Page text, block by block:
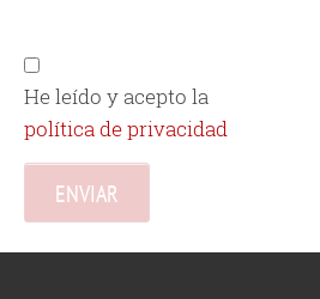
He leído y acepto la
política de privacidad